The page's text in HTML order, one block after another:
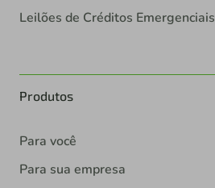
Leilões de Créditos Emergenciais
Produtos
Para você
Para sua empresa